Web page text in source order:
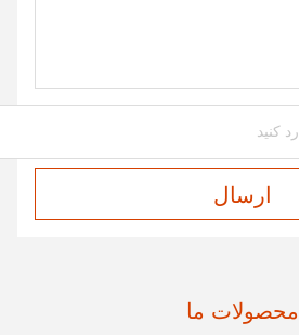
ارسال
محصولات ما